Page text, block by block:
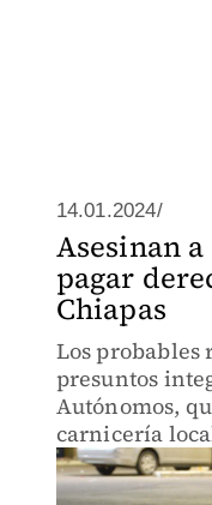
14.01.2024/
Asesinan
pagar
Chiapas
Los probables
presuntos
Autónomos,
carnicería
Chijtieja para
local.